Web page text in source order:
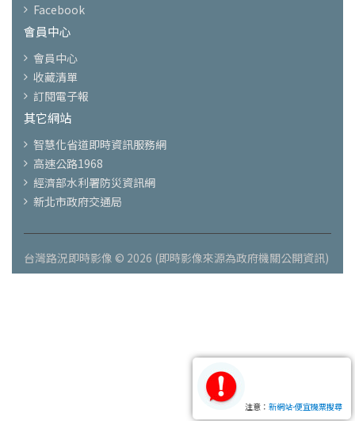
Facebook
會員中心
會員中心
收藏清單
訂閱電子報
其它網站
智慧化省道即時資訊服務網
高速公路1968
經濟部水利署防災資訊網
新北市政府交通局
台灣路況即時影像 © 2026 (即時影像來源為政府機關公開資訊)
注意： 新網站-便宜機票搜尋